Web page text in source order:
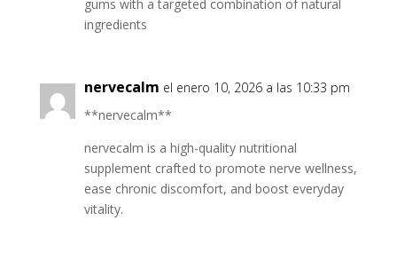
gums with a targeted combination of natural
ingredients
nervecalm el enero 10, 2026 a las 10:33 pm
**nervecalm**
nervecalm is a high-quality nutritional
supplement crafted to promote nerve wellness,
ease chronic discomfort, and boost everyday
vitality.